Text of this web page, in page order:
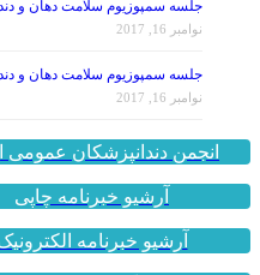
جلسه سمپوزیوم سلامت دهان و
نوامبر 16, 2017
جلسه سمپوزیوم سلامت دهان و
نوامبر 16, 2017
انجمن دندانپزشکان عمومی
آرشیو خبرنامه چاپی
آرشیو خبرنامه